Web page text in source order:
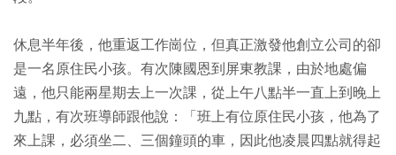
休息半年後，他重返工作崗位，但真正激發他創立公司的卻
是一名原住民小孩。有次陳國恩到屏東教課，由於地處偏
遠，他只能兩星期去上一次課，從上午八點半一直上到晚上
九點，有次班導師跟他說：「班上有位原住民小孩，他為了
來上課，必須坐二、三個鐘頭的車，因此他凌晨四點就得起